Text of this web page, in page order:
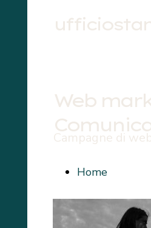
Web
Campagne di
Home